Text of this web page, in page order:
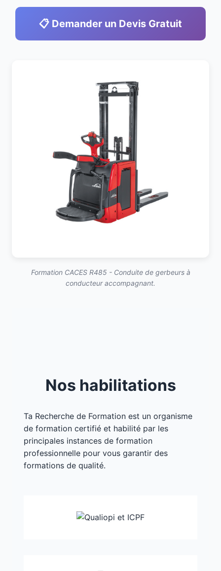
📋 Demander un Devis Gratuit
Formation CACES R485 - Conduite de gerbeurs à
conducteur accompagnant.
Nos habilitations
Ta Recherche de Formation est un organisme
de formation certifié et habilité par les
principales instances de formation
professionnelle pour vous garantir des
formations de qualité.